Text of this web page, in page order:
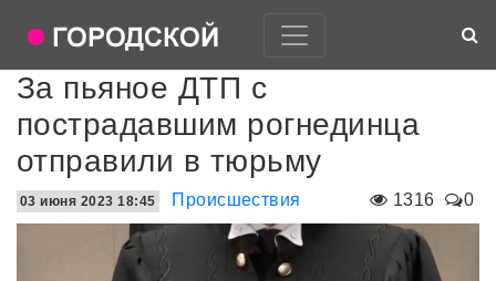
За пьяное ДТП с
пострадавшим рогнединца
отправили в тюрьму
1316 0
03 июня 2023 18:45 Происшествия